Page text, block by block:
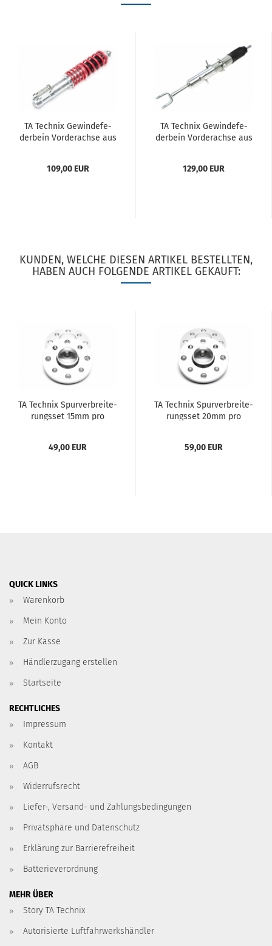
TA Tech­nix Ge­win­de­fe­
der­bein Vor­der­ach­se aus
109,00 EUR
TA Tech­nix Ge­win­de­fe­
der­bein Vor­der­ach­se aus
129,00 EUR
KUNDEN, WELCHE DIESEN ARTIKEL BESTELLTEN,
HABEN AUCH FOLGENDE ARTIKEL GEKAUFT:
TA Tech­nix Spur­ver­brei­te­
rungs­set 15mm pro
49,00 EUR
TA Tech­nix Spur­ver­brei­te­
rungs­set 20mm pro
59,00 EUR
QUICK LINKS
Warenkorb
Mein Konto
Zur Kasse
Händlerzugang erstellen
Startseite
RECHTLICHES
Impressum
Kontakt
AGB
Widerrufsrecht
Liefer-, Versand- und Zahlungsbedingungen
Privatsphäre und Datenschutz
Erklärung zur Barrierefreiheit
Batterieverordnung
MEHR ÜBER
Story TA Technix
Autorisierte Luftfahrwerkshändler